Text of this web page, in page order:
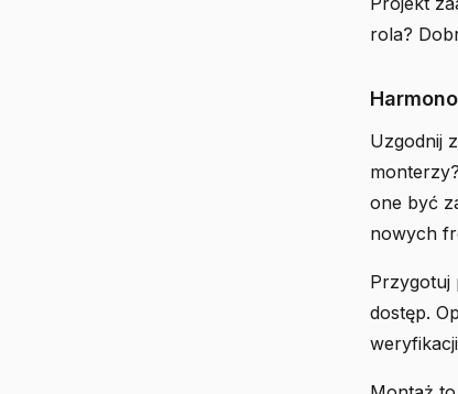
rola?
Uzgodnij
one być
nowych
Przygotuj
dostęp.